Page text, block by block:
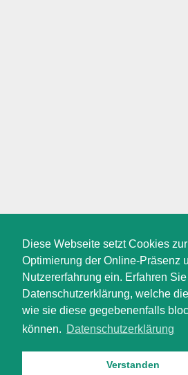
Diese Webseite setzt Cookies zur
Optimierung der Online-Präsenz
Nutzererfahrung ein. Erfahren
Datenschutzerklärung, welche
wie sie diese gegebenenfalls
können. Datenschutzerklärung
Verstanden